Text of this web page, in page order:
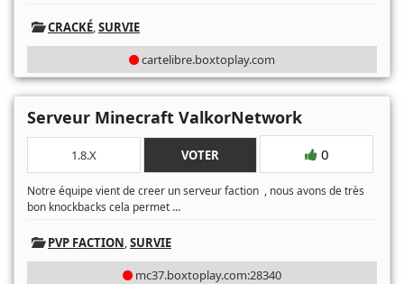
CRACKÉ,SURVIE
cartelibre.boxtoplay.com
Serveur Minecraft ValkorNetwork
1.8.X VOTER 0
Notre équipe vient de creer un serveur faction , nous avons de très
bon knockbacks cela permet ...
PVP FACTION,SURVIE
mc37.boxtoplay.com:28340